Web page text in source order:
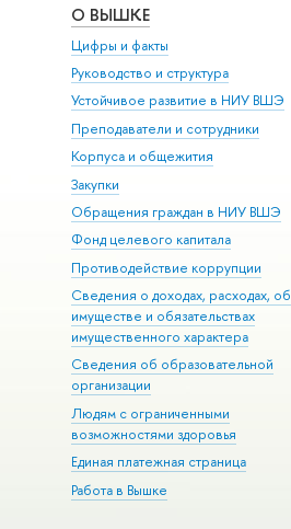
О ВЫШКЕ
Цифры и факты
Руководство и структура
Устойчивое развитие в НИУ ВШЭ
Преподаватели и сотрудники
Корпуса и общежития
Закупки
Обращения граждан в НИУ ВШЭ
Фонд целевого капитала
Противодействие коррупции
Сведения о доходах, расходах, об
имуществе и обязательствах
имущественного характера
Сведения об образовательной
организации
Людям с ограниченными
возможностями здоровья
Единая платежная страница
Работа в Вышке